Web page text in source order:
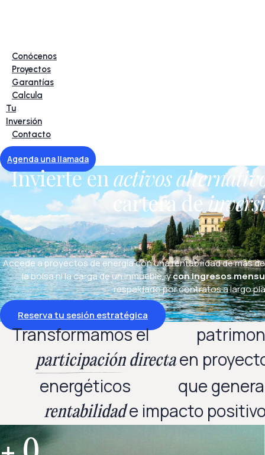
Conócenos
Proyectos
Garantías
Calcula
Tu
Inversión
Contacto
Agenda una llamada
Invierte en activos
cartera de
Accede a proyectos de energía con una rentabilidad de más
la bolsa ni la carga de un inmueble, ycon ingresos
respaldado por contratos a largo
Reserva tu sesión estratégica
Transformamos el
participacióndirectaen
energéticos
que
rentabilidade impacto